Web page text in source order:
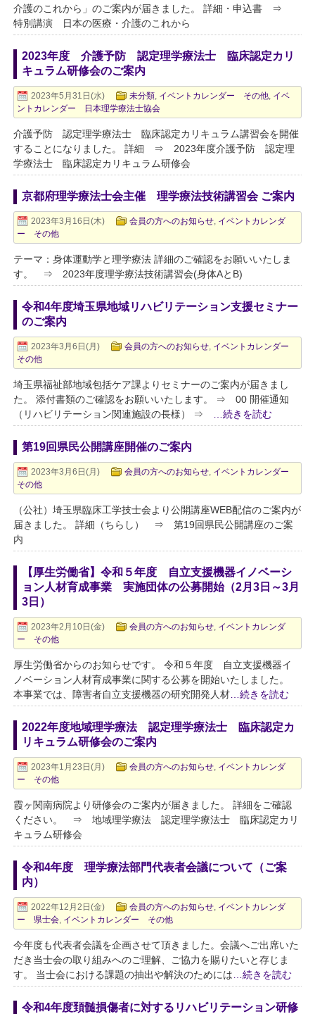
介護のこれから」のご案内が届きました。 詳細・申込書 ⇒
特別講演 日本の医療・介護のこれから
2023年度 介護予防 認定理学療法士 臨床認定カリ
キュラム研修会のご案内
2023年5月31日(水) 未分類 イベントカレンダー その他 イベ
ントカレンダー 日本理学療法士協会
介護予防 認定理学療法士 臨床認定カリキュラム講習会を開催
することになりました。 詳細 ⇒ 2023年度介護予防 認定理
学療法士 臨床認定カリキュラム研修会
京都府理学療法士会主催 理学療法技術講習会 ご案内
2023年3月16日(木) 会員の方へのお知らせ イベントカレンダ
ー その他
テーマ：身体運動学と理学療法 詳細のご確認をお願いいたしま
す。 ⇒ 2023年度理学療法技術講習会(身体AとB)
令和4年度埼玉県地域リハビリテーション支援セミナー
のご案内
2023年3月6日(月) 会員の方へのお知らせ イベントカレンダー
その他
埼玉県福祉部地域包括ケア課よりセミナーのご案内が届きまし
た。 添付書類のご確認をお願いいたします。 ⇒ 00 開催通知
（リハビリテーション関連施設の長様） ⇒
…続きを読む
第19回県民公開講座開催のご案内
2023年3月6日(月) 会員の方へのお知らせ イベントカレンダー
その他
（公社）埼玉県臨床工学技士会より公開講座WEB配信のご案内が
届きました。 詳細（ちらし） ⇒ 第19回県民公開講座のご案
内
【厚生労働省】令和５年度 自立支援機器イノベーシ
ョン人材育成事業 実施団体の公募開始（2月3日～3月
3日）
2023年2月10日(金) 会員の方へのお知らせ イベントカレンダ
ー その他
厚生労働省からのお知らせです。 令和５年度 自立支援機器イ
ノベーション人材育成事業に関する公募を開始いたしました。
本事業では、障害者自立支援機器の研究開発人材 …続きを読む
2022年度地域理学療法 認定理学療法士 臨床認定カ
リキュラム研修会のご案内
2023年1月23日(月) 会員の方へのお知らせ イベントカレンダ
ー その他
霞ヶ関南病院より研修会のご案内が届きました。 詳細をご確認
ください。 ⇒ 地域理学療法 認定理学療法士 臨床認定カリ
キュラム研修会
令和4年度 理学療法部門代表者会議について（ご案
内）
2022年12月2日(金) 会員の方へのお知らせ イベントカレンダ
ー 県士会 イベントカレンダー その他
今年度も代表者会議を企画させて頂きました。会議へご出席いた
だき当士会の取り組みへのご理解、ご協力を賜りたいと存じま
す。 当士会における課題の抽出や解決のためには …続きを読む
令和4年度頚髄損傷者に対するリハビリテーション研修